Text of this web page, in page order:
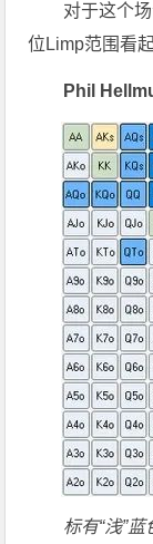
对于这个
位Limp范围看
Phil
标有“浅”